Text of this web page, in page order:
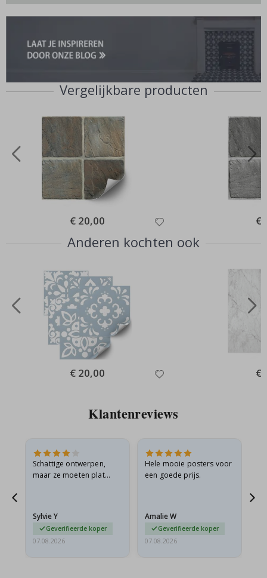
Vergelijkbare producten
Special
Price
€ 20,00 €
Anderen kochten ook
Special
Price
€ 20,00 €
Klantenreviews
Schattige ontwerpen,
maar ze moeten plat
beetje…
Sylvie Y
Geverifieerde koper
07.08.2026
Hele mooie posters voor
een goede prijs.
Amalie W
Geverifieerde koper
07.08.2026